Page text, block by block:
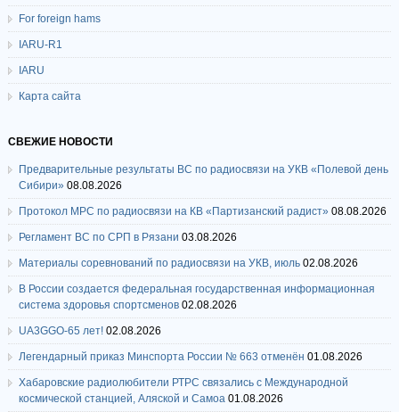
For foreign hams
IARU-R1
IARU
Карта сайта
СВЕЖИЕ НОВОСТИ
Предварительные результаты ВС по радиосвязи на УКВ «Полевой день
Сибири» 08.08.2026
Протокол МРС по радиосвязи на КВ «Партизанский радист» 08.08.2026
Регламент ВС по СРП в Рязани 03.08.2026
Материалы соревнований по радиосвязи на УКВ, июль 02.08.2026
В России создается федеральная государственная информационная
система здоровья спортсменов 02.08.2026
UA3GGO-65 лет! 02.08.2026
Легендарный приказ Минспорта России № 663 отменён 01.08.2026
Хабаровские радиолюбители РТРС связались с Международной
космической станцией, Аляской и Самоа 01.08.2026